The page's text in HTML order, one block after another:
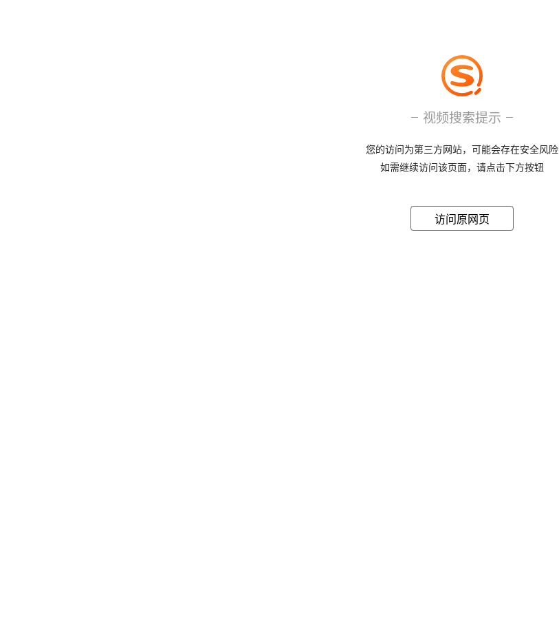
视频搜索提示
您的访问为第三方网站，可能会存在安全风险
如需继续访问该页面，请点击下方按钮
访问原网页